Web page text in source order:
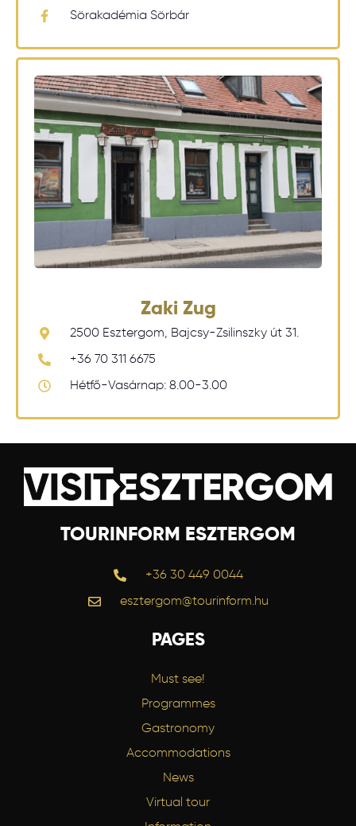
Sörakadémia Sörbár
Zaki Zug
2500 Esztergom, Bajcsy-Zsilinszky út 31.
+36 70 311 6675
Hétfő-Vasárnap: 8.00-3.00
TOURINFORM ESZTERGOM
+36 30 449 0044
esztergom@tourinform.hu
PAGES
Must see!
Programmes
Gastronomy
Accommodations
News
Virtual tour